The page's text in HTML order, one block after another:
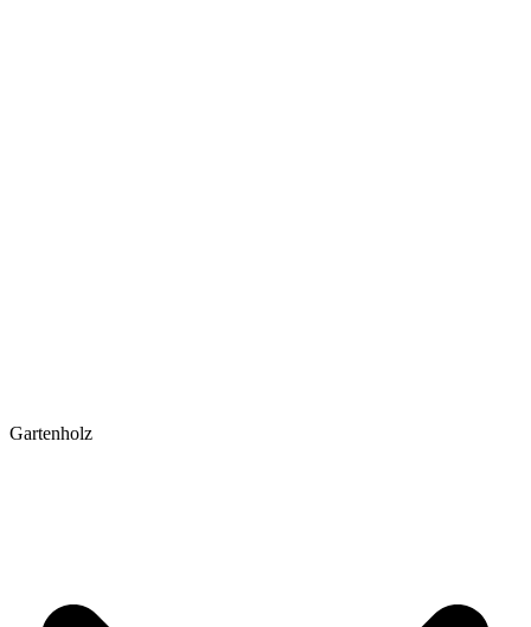
Gartenholz